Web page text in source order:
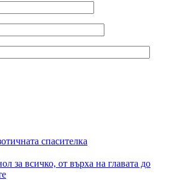
спасителка
за всичко, от върха на главата до